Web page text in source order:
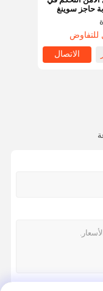
أخبار
حاجز سوينغ
للتفاوض
الاتصال